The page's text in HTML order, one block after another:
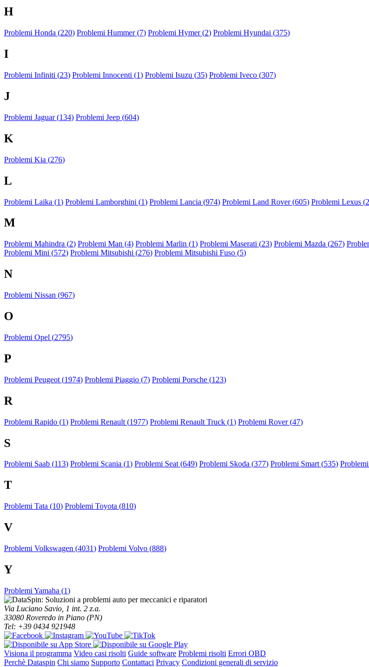
H
Problemi Honda (220) Problemi Hummer (7) Problemi Hymer (2) Problemi Hyundai (375)
I
Problemi Infiniti (23) Problemi Innocenti (1) Problemi Isuzu (35) Problemi Iveco (307)
J
Problemi Jaguar (134) Problemi Jeep (604)
K
Problemi Kia (276)
L
Problemi Laika (1) Problemi Lamborghini (1) Problemi Lancia (974) Problemi Land Rover (605) Problemi Lexus (
M
Problemi Mahindra (2) Problemi Man (4) Problemi Marlin (1) Problemi Maserati (23) Problemi Mazda (267)
Problemi Mini (572) Problemi Mitsubishi (276) Problemi Mitsubishi Fuso (5)
N
Problemi Nissan (967)
O
Problemi Opel (2795)
P
Problemi Peugeot (1974) Problemi Piaggio (7) Problemi Porsche (123)
R
Problemi Rapido (1) Problemi Renault (1977) Problemi Renault Truck (1) Problemi Rover (47)
S
Problemi Saab (113) Problemi Scania (1) Problemi Seat (649) Problemi Skoda (377) Problemi Smart (535)
T
Problemi Tata (10) Problemi Toyota (810)
V
Problemi Volkswagen (4031) Problemi Volvo (888)
Y
Problemi Yamaha (1)
Via Luciano Savio, 1 int. 2 z.a.
33080 Roveredo in Piano (PN)
Tel: +39 0434 921948
Visiona il programma Video casi risolti Guide software Problemi risolti Errori OBD
Perchè Dataspin Chi siamo Supporto Contattaci Privacy Condizioni generali di servizio